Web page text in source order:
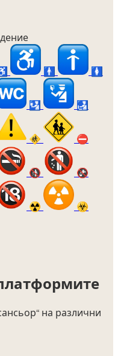
🚹 🚺
🛂 🛃
🚸 ⛔
🚯 🚱
☢️ ☣️
на различни